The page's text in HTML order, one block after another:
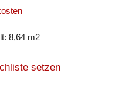
8,64 m2
setzen